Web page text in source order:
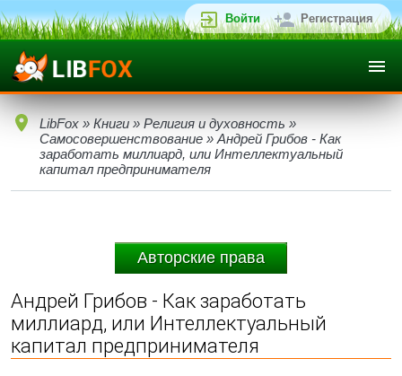
Войти Регистрация
LibFox » Книги » Религия и духовность »
Самосовершенствование » Андрей Грибов - Как
заработать миллиард, или Интеллектуальный
капитал предпринимателя
Авторские права
Андрей Грибов - Как заработать
миллиард, или Интеллектуальный
капитал предпринимателя